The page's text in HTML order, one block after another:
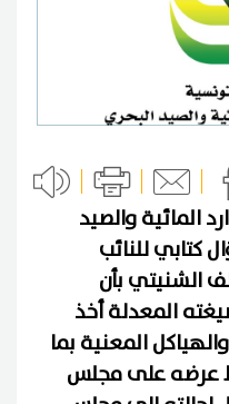
المائية والصيد
للنائب
الشنيتي بأن
المعدلة أخذ
المعنية بما
عرضه على مجلس